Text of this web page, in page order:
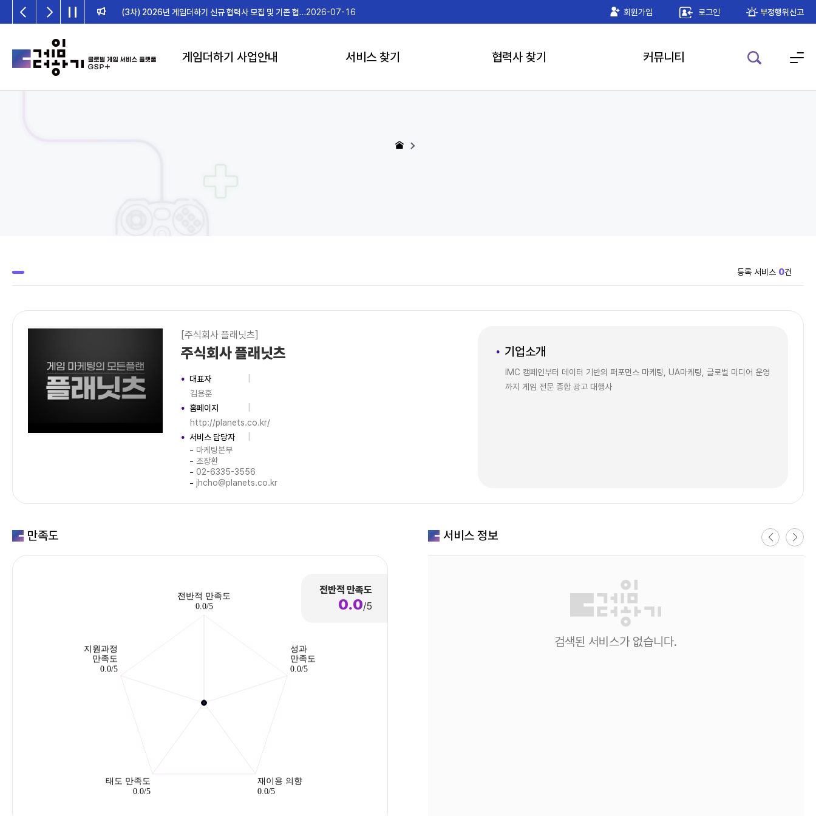
(3차) 2026년 게임더하기 신규 협력사 모집 및 기존 협력사 서비스 추가 일정 안내2026-07-16 2026년 게임더하기 검수위원회 일정 안내 2026-07-15
회원가입 로그인 부정행위신고
게임더하기 사업안내 서비스 찾기 협력사 찾기 커뮤니티
등록 서비스 0건
[주식회사 플래닛츠]
주식회사 플래닛츠
대표자
김용훈
홈페이지
http://planets.co.kr/
서비스 담당자
마케팅본부
조장환
02-6335-3556
jhcho@planets.co.kr
기업소개
IMC 캠페인부터 데이터 기반의 퍼포먼스 마케팅, UA마케팅, 글로벌 미디어 운영
까지 게임 전문 종합 광고 대행사
만족도
전반적 만족도
0.0/5
서비스 정보
검색된 서비스가 없습니다.